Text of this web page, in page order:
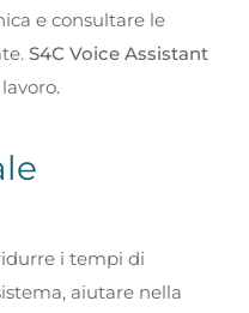
e consultare le
S4C Voice Assistant
i tempi di
aiutare nella